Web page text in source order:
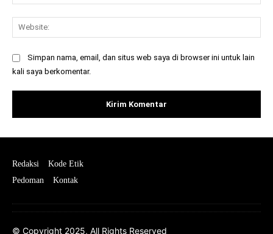
Simpan nama, email, dan situs web saya di browser ini untuk lain
kali saya berkomentar.
Redaksi
Kode Etik
Pedoman
Kontak
© Copyright 2025, All Rights Reserved